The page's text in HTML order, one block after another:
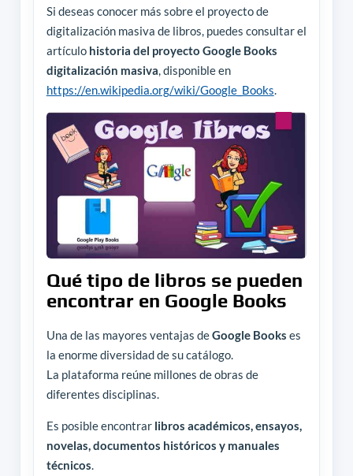
Si deseas conocer más sobre el proyecto de
digitalización masiva de libros, puedes consultar el
artículo historia del proyecto Google Books
digitalización masiva, disponible en
https://en.wikipedia.org/wiki/Google_Books.
Qué tipo de libros se pueden
encontrar en Google Books
Una de las mayores ventajas deGoogle Books es
la enorme diversidad de su catálogo.
La plataforma reúne millones de obras de
diferentes disciplinas.
Es posible encontrar libros académicos, ensayos,
novelas, documentos históricos y manuales
técnicos.